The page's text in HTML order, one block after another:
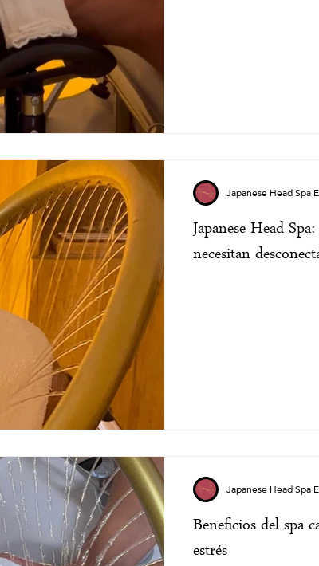
Japanese Head
necesitan
Japanese Head Spa
Beneficios del spa
estrés
Japanese Head Spa